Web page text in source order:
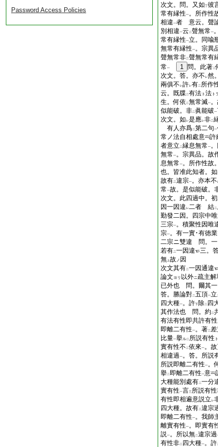
Password Access Policies
次文。問。又如丁彼
常有縁性一。所作性
相違一者 意云。聲
別相違一云 二聲無常一
常有縁性一立。同喩
無常有縁性一。宗異
聲無常非二聲無常有
常一 1 問。此著二
次文。答。亦不 レ然
兩俱不 レ許レ有二 所作
云。既牒二有法 ト 法 ト
生。何依 二無常滅一
似能破。非二 眞能破一
次文。如 レ是應レ非二
有人亦爲二第二句一
常ノ法自相處意
許
者意立 二縁息無常一
無常一。宗異品。故
息無常一。所作性故
也。皆准此知者。如
故有二違宗一。亦本不
常一故。是似能破。
次文。此四過中。
因一因違 レ二者 結二
勤發二因。四宗中
三宗一。積聚性因唯
宗一。有一實･有徳
二宗ニ雙違 問。一
若有二一因違
三。
無 上故 ノ 因
次文其有二一因通違
論文 ヨリ 以外ニ疏主解
已外也 問。爾其一
答。勝論對二五頂一立
四大種一。許下除二 四
其作法也 問。約 二
有法有性即共許有
即離二有性一。著二
比量一擧ル二 所説有性 ト
實有性不 二依來一。
相違過一。答。所説
所説即離二有性一。
擧二 即離二有性一意
大種能別處有二一分
實有性一言三所説有
有性即相遍意説立 レ
四大種。故有二違宗
即離二有性一。我師
離實有性一。即實有
説一。所以無二違宗過
有性非二 四大種一。許